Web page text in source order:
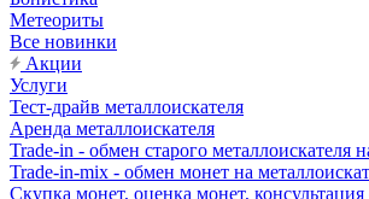
Метеориты
Все новинки
Акции
Услуги
Тест-драйв металлоискателя
Аренда металлоискателя
Trade-in - обмен старого металлоискателя
Trade-in-mix - обмен монет на
Скупка монет, оценка монет,